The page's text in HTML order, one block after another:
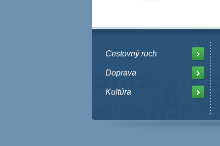
Cestovný ruch
Doprava
Kultúra